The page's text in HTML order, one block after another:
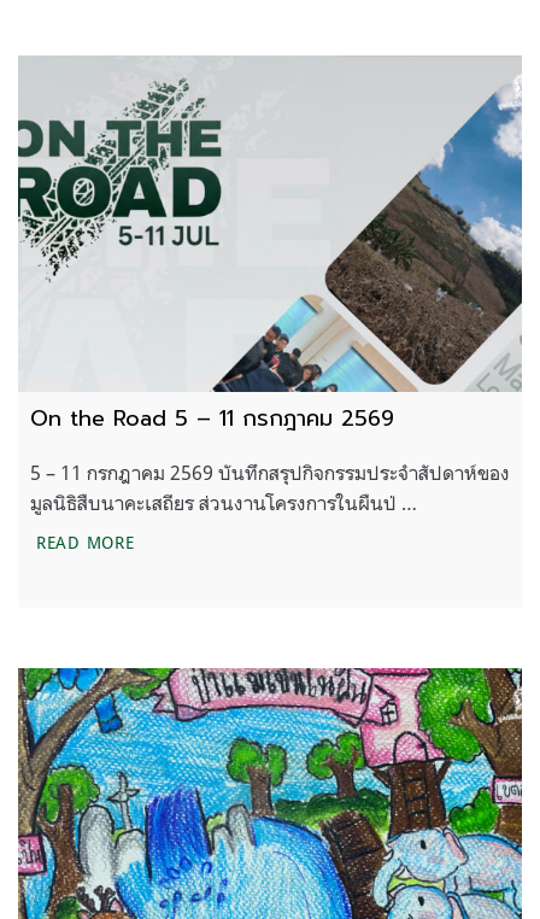
On the Road 5 – 11 กรกฎาคม 2569
5 – 11 กรกฎาคม 2569 บันทึกสรุปกิจกรรมประจำสัปดาห์ของ
มูลนิธิสืบนาคะเสถียร ส่วนงานโครงการในผืนป่ …
READ MOREON THE ROAD 5 – 11 กรกฎาคม 2569